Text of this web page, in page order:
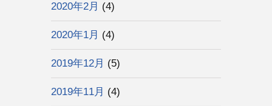
2020年2月 (4)
2020年1月 (4)
2019年12月 (5)
2019年11月 (4)